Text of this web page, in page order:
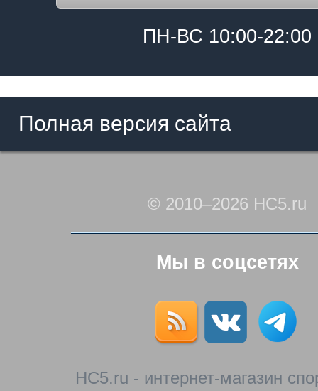
ПН-ВС 10:00-22:00
Полная версия сайта
© 2010–2026 HC5.ru
Мы в соцсетях
HC5.ru - интернет-магазин